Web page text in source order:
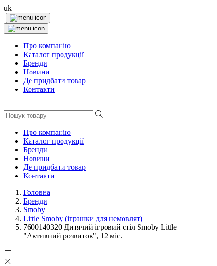
uk
Про компанію
Каталог продукції
Бренди
Новини
Де придбати товар
Контакти
Про компанію
Каталог продукції
Бренди
Новини
Де придбати товар
Контакти
Головна
Бренди
Smoby
Little Smoby (іграшки для немовлят)
7600140320 Дитячий ігровий стіл Smoby Little
"Активний розвиток", 12 міс.+